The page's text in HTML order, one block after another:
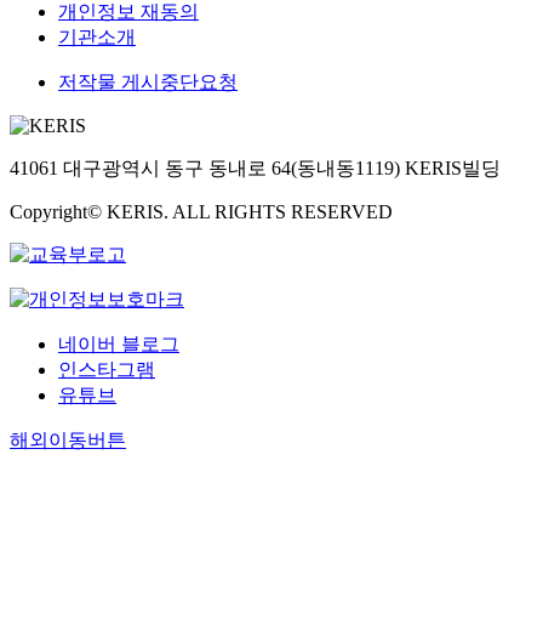
개인정보 재동의
기관소개
저작물 게시중단요청
41061 대구광역시 동구 동내로 64(동내동1119) KERIS빌딩
Copyright© KERIS. ALL RIGHTS RESERVED
네이버 블로그
인스타그램
유튜브
해외이동버튼